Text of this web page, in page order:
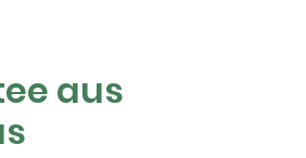
aus